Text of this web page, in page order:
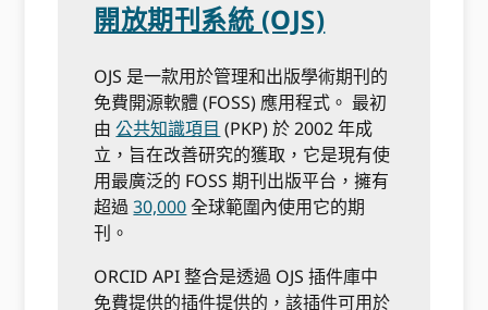
開放期刊系統 (OJS)
OJS 是一款用於管理和出版學術期刊的
免費開源軟體 (FOSS) 應用程式。 最初
由公共知識項目 (PKP) 於 2002 年成
立，旨在改善研究的獲取，它是現有使
用最廣泛的 FOSS 期刊出版平台，擁有
超過30,000全球範圍內使用它的期
刊。
ORCID API 整合是透過 OJS 插件庫中
免費提供的插件提供的，該插件可用於